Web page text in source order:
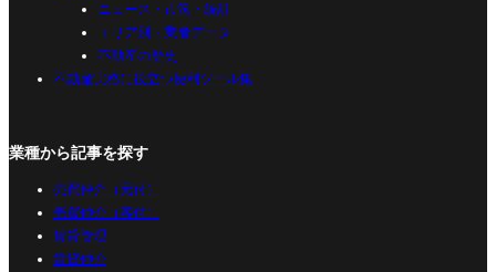
ニュース・市況・統計
エリア別・業者データ
不動産の歴史
不動産実務に役立つ便利ツール集
業種から記事を探す
売買仲介（元付）
売買仲介（客付）
賃貸管理
賃貸仲介